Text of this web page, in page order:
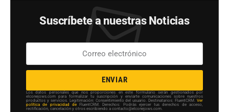
Suscríbete a nuestras Noticias
ENVIAR
Los datos personales que nos proporciones en este formulario serán gestionados por
elconejows.com para formalizar tu suscripción y enviarte comunicaciones sobre nuestros
productos y servicios. Legitimación: Consentimiento del usuario. Destinatarios: FluentCRM. Ver
política de privacidad de FluentCRM. Derechos: Podrás ejercer tus derechos de acceso,
rectificación, cancelación y otros escribiendo a contacto@elconejows.com.